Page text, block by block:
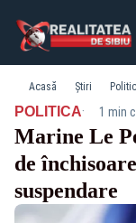
Acasă Știri
POLITICA· 1 min
Marine Le
de
suspendare